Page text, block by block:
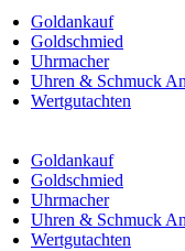
Goldankauf
Goldschmied
Uhrmacher
Uhren & Schmuck
Wertgutachten
Goldankauf
Goldschmied
Uhrmacher
Uhren & Schmuck
Wertgutachten